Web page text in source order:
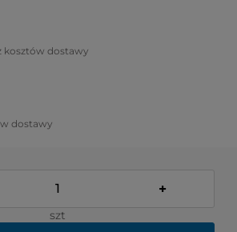
kosztów dostawy
dostawy
+
szt